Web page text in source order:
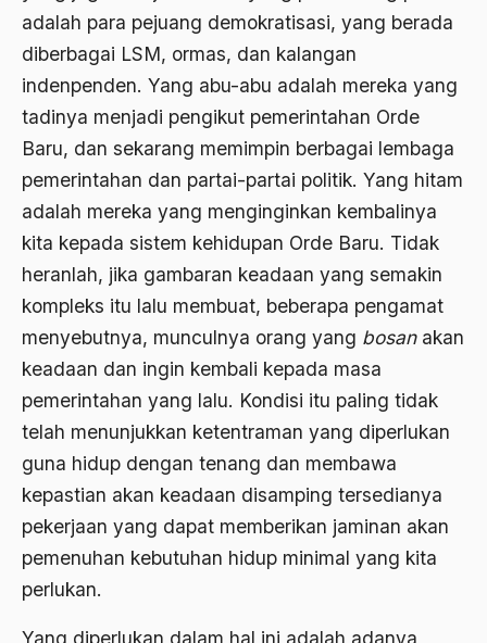
adalah para pejuang demokratisasi, yang berada
diberbagai LSM, ormas, dan kalangan
indenpenden. Yang abu-abu adalah mereka yang
tadinya menjadi pengikut pemerintahan Orde
Baru, dan sekarang memimpin berbagai lembaga
pemerintahan dan partai-partai politik. Yang hitam
adalah mereka yang menginginkan kembalinya
kita kepada sistem kehidupan Orde Baru. Tidak
heranlah, jika gambaran keadaan yang semakin
kompleks itu lalu membuat, beberapa pengamat
menyebutnya, munculnya orang yang bosanakan
keadaan dan ingin kembali kepada masa
pemerintahan yang lalu. Kondisi itu paling tidak
telah menunjukkan ketentraman yang diperlukan
guna hidup dengan tenang dan membawa
kepastian akan keadaan disamping tersedianya
pekerjaan yang dapat memberikan jaminan akan
pemenuhan kebutuhan hidup minimal yang kita
perlukan.
Yang diperlukan dalam hal ini adalah adanya
Agraria
agraris
Agum Gumelar
Agus Miftah
Ahimsa
ahli fikih
Ahli Ilmu Agama
Ahli waris
ahlul sunnah wal jamaah
Ahlussunnah
Ahlussunnah Wal jamaah